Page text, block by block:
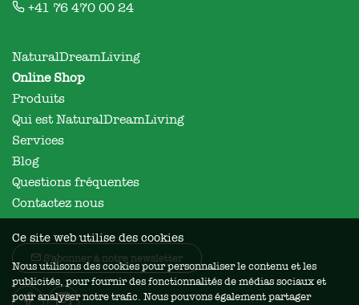
+41 76 470 00 24
NaturalDreamLiving
Online Shop
Produits
Qui est NaturalDreamLiving
Services
Blog
Questions fréquentes
Contactez nous
S'abonner à notre newsletter
Ce site web utilise des cookies
Nous utilisons des cookies pour personnaliser le contenu et les
publicités, pour fournir des fonctionnalités de médias sociaux et
pour analyser notre trafic. Nous pouvons également partager